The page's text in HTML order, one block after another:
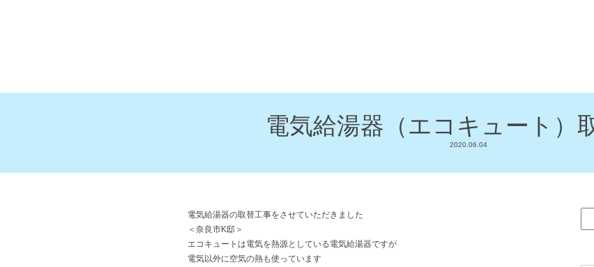
電気給湯器（エコキュート）
2020.06.04
電気給湯器の取替工事をさせていただきました
＜奈良市K邸＞
エコキュートは電気を熱源としている電気給湯器ですが
電気以外に空気の熱も使っています